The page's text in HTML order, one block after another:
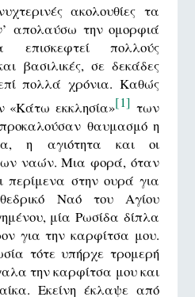
ακολουθίες τα
απολαύσω την ομορφιά
πολλούς
βασιλικές, σε δεκάδες
πολλά χρόνια. Καθώς
«Κάτω εκκλησία»[1] των
θαυμασμό η
η αγιότητα και οι
ναών. Μια φορά, όταν
στην ουρά για
Ναό του Αγίου
μία Ρωσίδα δίπλα
για την καρφίτσα μου.
τότε υπήρχε τρομερή
την καρφίτσα μου και
Εκείνη έκλαψε από